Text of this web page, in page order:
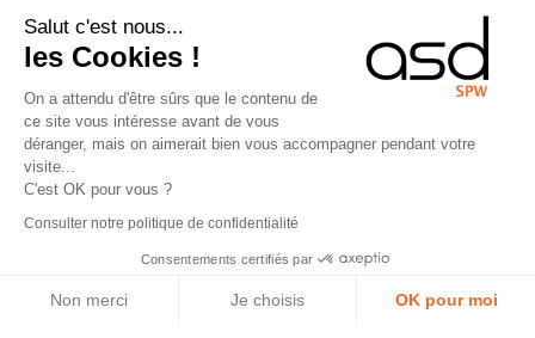
Salut c'est nous...
les Cookies !
On a attendu d'être sûrs que le contenu de
ce site vous intéresse avant de vous
déranger, mais on aimerait bien vous accompagner pendant votre
visite...
C'est OK pour vous ?
Consulter notre politique de confidentialité
Consentements certifiés par
Non merci Je choisis OK pour moi
SIPSI
Désignation du représentant
Carte BTP
Donneur d'ordre
Copyright © ASD Group 2026 - Tous Droits Réservés
Conditions générales de vente
Français